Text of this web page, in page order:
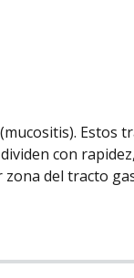
Estos
con
zona del tracto